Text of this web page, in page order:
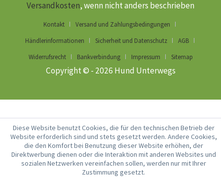
Versandkosten, wenn nicht anders beschrieben
Kontakt
Versand und Zahlungsbedingungen
Händlerinformationen
Sicherheit und Datenschutz
AGB
Widerrufsrecht
Bankverbindung Impressum Sitemap
Copyright © - 2026 Hund Unterwegs
Diese Website benutzt Cookies, die für den technischen Betrieb der
Website erforderlich sind und stets gesetzt werden. Andere Cookies,
die den Komfort bei Benutzung dieser Website erhöhen, der
Direktwerbung dienen oder die Interaktion mit anderen Websites und
sozialen Netzwerken vereinfachen sollen, werden nur mit Ihrer
Zustimmung gesetzt.